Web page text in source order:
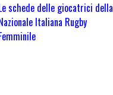
schede delle giocatrici della
Italiana Rugby